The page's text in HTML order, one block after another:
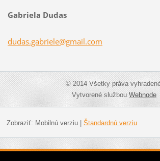
Gabriela Dudas
dudas.gabriele@gmail.com
© 2014 Všetky práva
Vytvorené službouWebnode
Zobraziť: Mobilnú verziu| Štandardnú verziu